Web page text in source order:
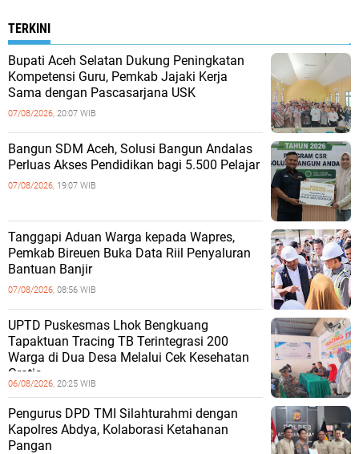
TERKINI
Bupati Aceh Selatan Dukung Peningkatan
Kompetensi Guru, Pemkab Jajaki Kerja
Sama dengan Pascasarjana USK
07/08/2026, 20:07 WIB
‎Bangun SDM Aceh, Solusi Bangun Andalas
Perluas Akses Pendidikan bagi 5.500 Pelajar ‎
07/08/2026, 19:07 WIB
Tanggapi Aduan Warga kepada Wapres,
Pemkab Bireuen Buka Data Riil Penyaluran
Bantuan Banjir
07/08/2026, 08:56 WIB
UPTD Puskesmas Lhok Bengkuang
Tapaktuan ‎Tracing TB Terintegrasi 200
Warga di Dua Desa Melalui Cek Kesehatan
Gratis
06/08/2026, 20:25 WIB
Pengurus DPD TMI Silahturahmi dengan
Kapolres Abdya, Kolaborasi Ketahanan
Pangan